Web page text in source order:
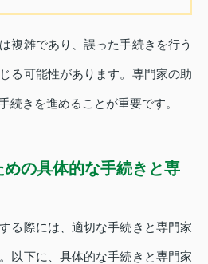
複雑であり、誤った手続きを行う
る可能性があります。専門家の助
続きを進めることが重要です。
の具体的な手続きと専
る際には、適切な手続きと専門家
以下に、具体的な手続きと専門家